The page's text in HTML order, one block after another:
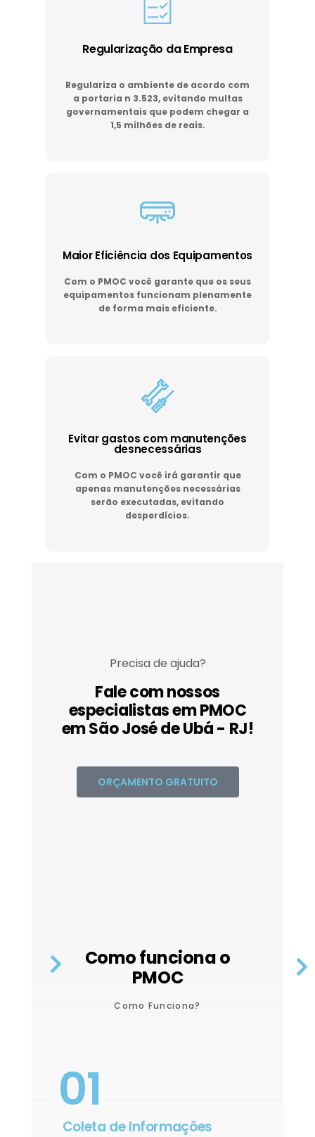
Regularização da Empresa
Regulariza o ambiente de acordo com
a portaria n 3.523, evitando multas
governamentais que podem chegar a
1,5 milhões de reais.
Maior Eficiência dos Equipamentos
Com o PMOC você garante que os seus
equipamentos funcionam plenamente
de forma mais eficiente.
Evitar gastos com manutenções
desnecessárias
Com o PMOC você irá garantir que
apenas manutenções necessárias
serão executadas, evitando
desperdícios.
Precisa de ajuda?
Fale com nossos
especialistas em PMOC
em São José de Ubá - RJ!
ORÇAMENTO GRATUITO
Como funciona o
PMOC
Como Funciona?
01
Coleta de Informações